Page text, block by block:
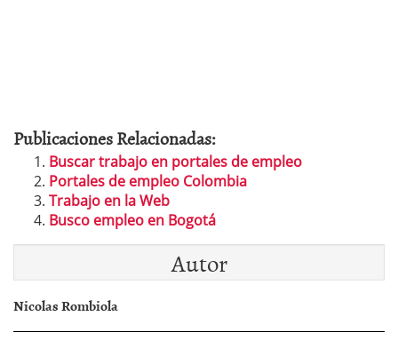
Publicaciones Relacionadas:
Buscar trabajo en portales de empleo
Portales de empleo Colombia
Trabajo en la Web
Busco empleo en Bogotá
Autor
Nicolas Rombiola